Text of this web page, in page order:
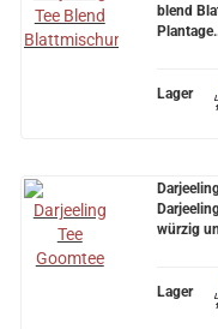
blend
Lager
würzig
Lager